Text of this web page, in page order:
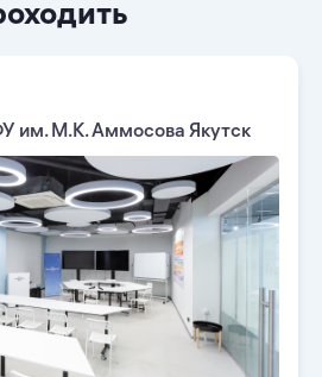
им. М.К. Аммосова Якутск